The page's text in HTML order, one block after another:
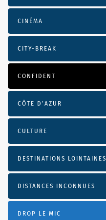
CINÉMA
CITY-BREAK
CONFIDENT
CÔTE D’AZUR
CULTURE
DESTINATIONS LOINTAINES
DISTANCES INCONNUES
DROP LE MIC